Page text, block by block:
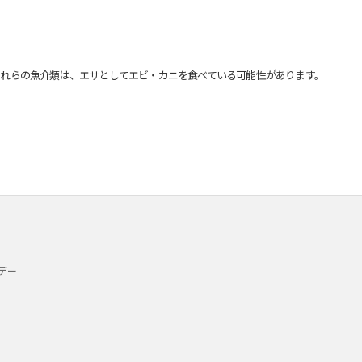
の魚介類は、エサとしてエビ・カニを食べている可能性があります。
ー